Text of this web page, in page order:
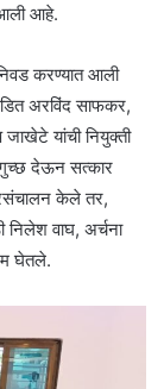
आली आहे.
निवड करण्यात आली
अरविंद साफकर,
जाखेटे यांची नियुक्ती
देऊन सत्कार
केले तर,
निलेश वाघ, अर्चना
घेतले.